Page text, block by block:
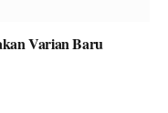
Varian Baru